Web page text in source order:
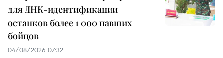
для ДНК-идентификации
останков более 1 000 павших
бойцов
04/08/2026 07:32